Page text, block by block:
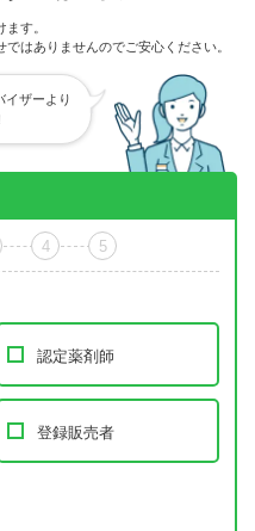
す。
はありませんのでご安心ください。
イザーより
4 5
認定薬剤師
登録販売者